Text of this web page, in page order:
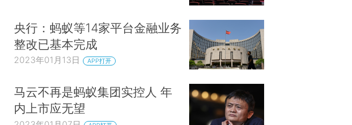
央行：蚂蚁等14家平台金融业务
整改已基本完成
2023年01月13日 APP打开
马云不再是蚂蚁集团实控人 年
内上市应无望